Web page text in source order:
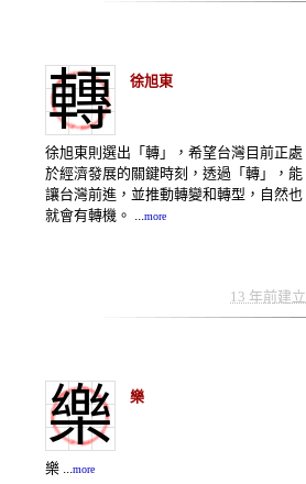
轉 徐旭東
徐旭東則選出「轉」，希望台灣目前正處
於經濟發展的關鍵時刻，透過「轉」，能
讓台灣前進，並推動轉變和轉型，自然也
就會有轉機。 ...more
13 年前建立
樂 樂
樂 ...more